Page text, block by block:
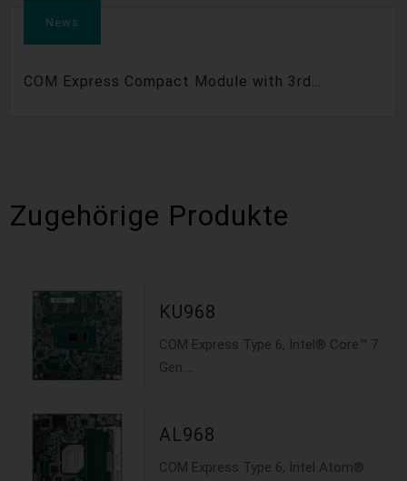
News
COM Express Compact Module with 3rd
Zugehörige Produkte
KU968
COM Express Type 6, Intel® Core™ 7.
Gen....
AL968
COM Express Type 6, Intel Atom®